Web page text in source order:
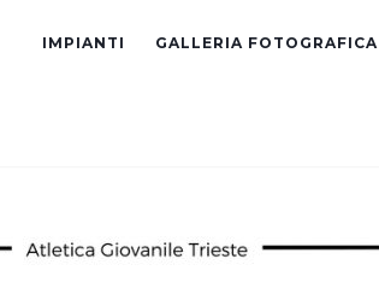
IMPIANTI GALLERIA FOTOGRAFICA